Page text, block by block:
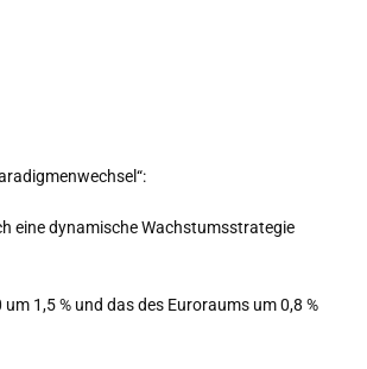
eine dynamische Wachstumsstrategie
1,5 % und das des Euroraums um 0,8 %